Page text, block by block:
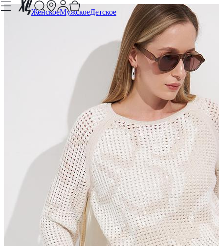
ЖенскоеМужскоеДетское